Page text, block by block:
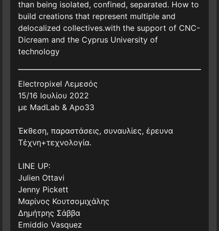
than being isolated, confined, separated. How to
build creations that represent multiple and
delocalized collectives.with the support of CNC-
Dicream and the Cyprus University of
technology
Electropixel Λεμεσός
15/16 Ιουλίου 2022
με MadLab & Apo33
Έκθεση, παραστάσεις, συναυλίες, έρευνα
Τέχνη+τεχνολογία.
LINE UP:
Julien Ottavi
Jenny Pickett
Μαρίνος Κουτσομιχάλης
Δημήτρης Σάββα
Emiddio Vasquez